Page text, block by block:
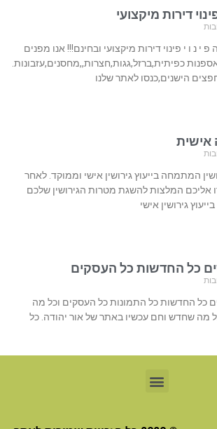
דירות מיקצועי
ב י ת– ה פ י נ ו י פינוי דירות מיקצועי ובחינם!!! אנו מפנים
כפיתית,ברזל,גגות,חצרות,,מחסנים,עזבונות.
הישנים,כנסו לאתר שלנו
אישית
אתר גירושין המתמחה בייעוץ גירושין אישי וממוקד. לאחר
אליכם המלצות להשגת מטרות הגירושין שלכם
גירושין אישי
כל החדשות כל העסקים
כל האנשים כל החדשות כל התמונות כל העסקים וכל מה
מה שחדש וחם עכשיו באתר של אור יהודה. כל